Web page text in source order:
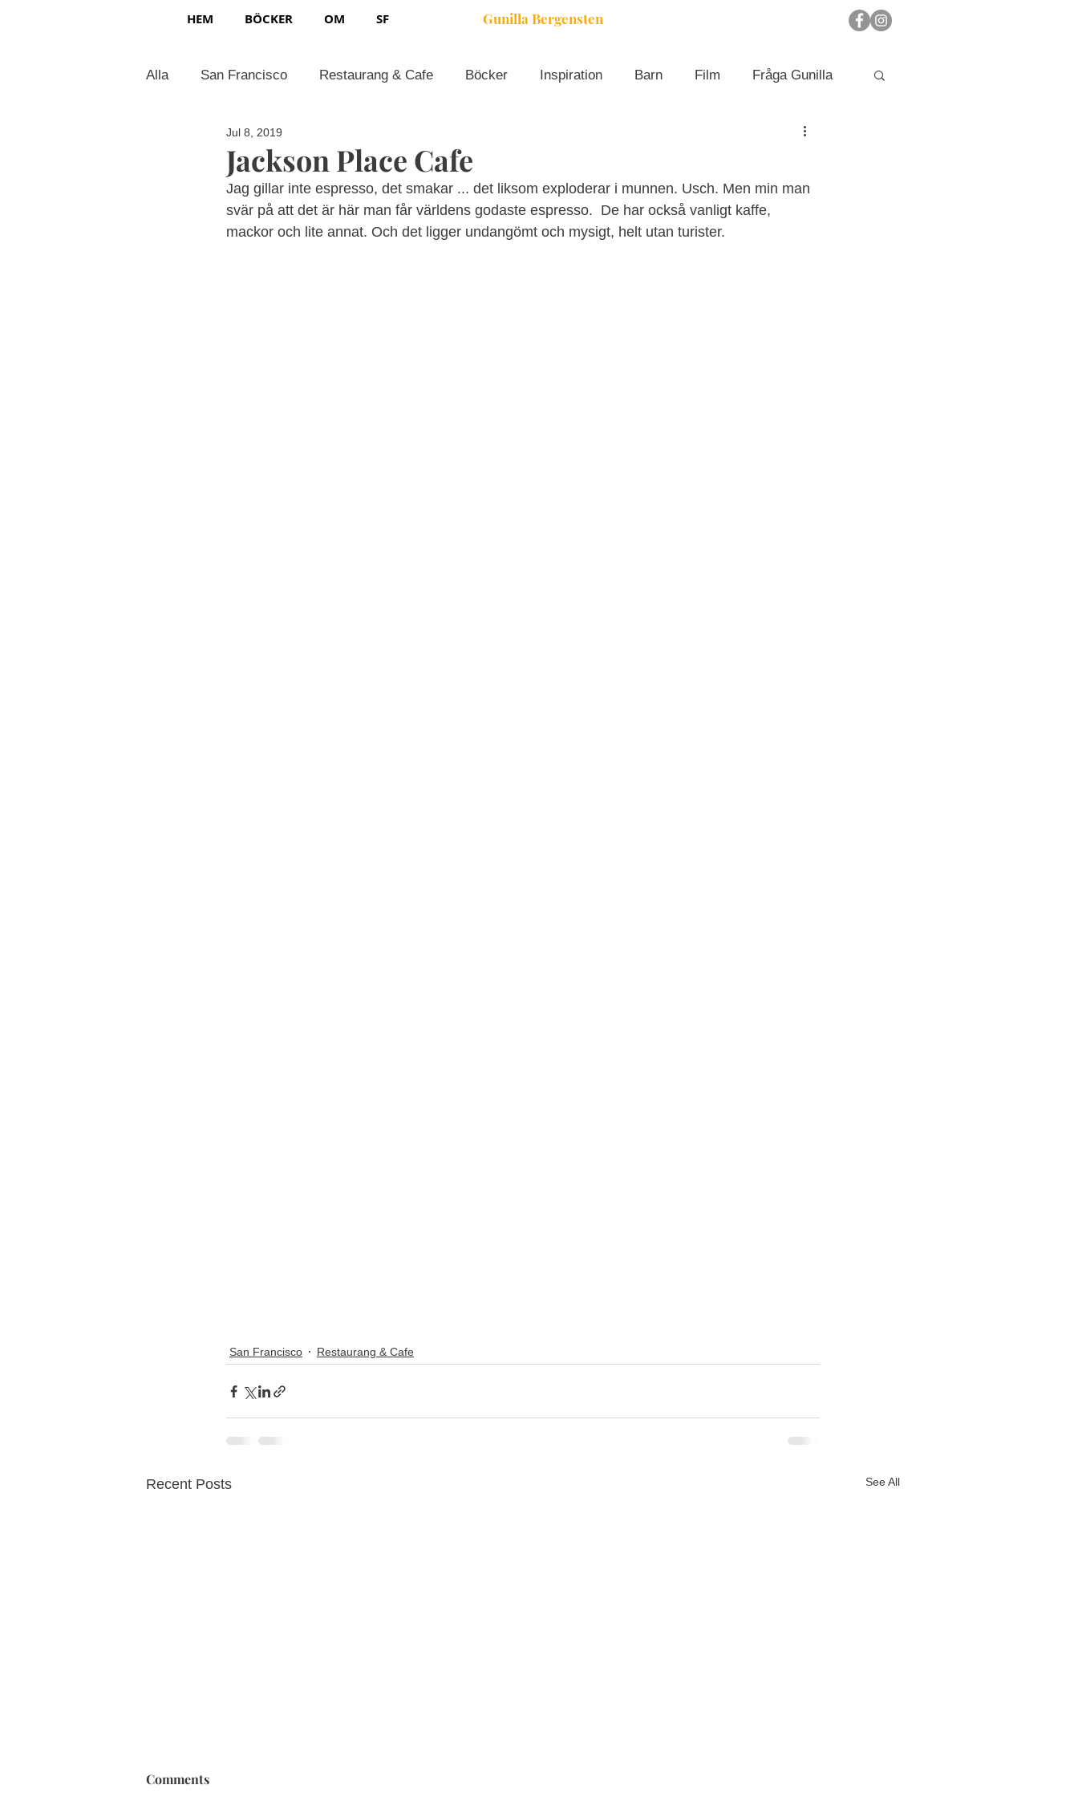
HEM BÖCKER OM SF Gunilla Bergensten
Alla San Francisco Restaurang & Cafe Böcker Inspiration Barn Film Fråga Gunilla
Jackson Place Cafe
Jul 8, 2019
Jag gillar inte espresso, det smakar ... det liksom exploderar i munnen. Usch. Men min man
svär på att det är här man får världens godaste espresso.  De har också vanligt kaffe,
mackor och lite annat. Och det ligger undangömt och mysigt, helt utan turister.
San Francisco Restaurang & Cafe
Recent Posts See All
Comments